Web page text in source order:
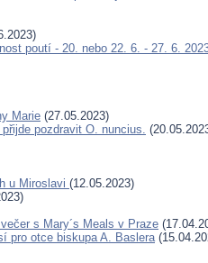
poutí - 20. nebo 22. 6. - 27. 6.
Marie (27.05.2023)
pozdravit O. nuncius.
u Miroslavi (12.05.2023)
s Mary´s Meals v Praze
pro otce biskupa A. Baslera